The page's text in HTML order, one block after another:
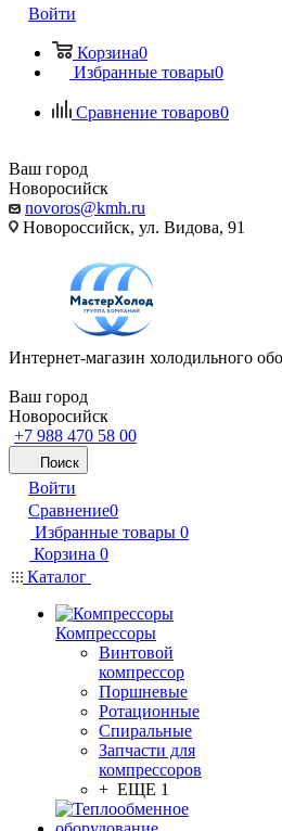
Войти
Корзина0
Избранные товары0
Сравнение товаров0
Ваш город
Новоросийск
novoros@kmh.ru
Новороссийск, ул. Видова, 91
Интернет-магазин холодильного
Ваш город
Новоросийск
+7 988 470 58 00
Поиск
Войти
Сравнение0
Избранные товары 0
Корзина 0
Каталог
Компрессоры
Винтовой
компрессор
Поршневые
Ротационные
Спиральные
Запчасти для
компрессоров
+ ЕЩЕ 1